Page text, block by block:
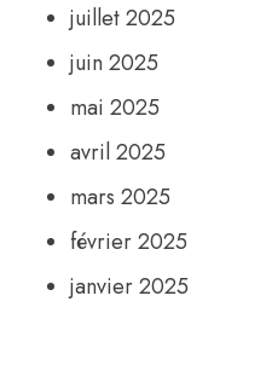
juillet 2025
juin 2025
mai 2025
avril 2025
mars 2025
février 2025
janvier 2025